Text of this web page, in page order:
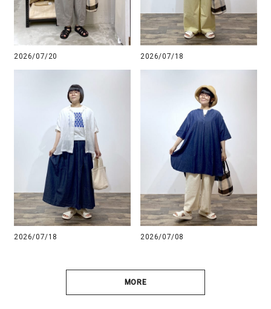
2026/07/20 2026/07/18
2026/07/18 2026/07/08
MORE